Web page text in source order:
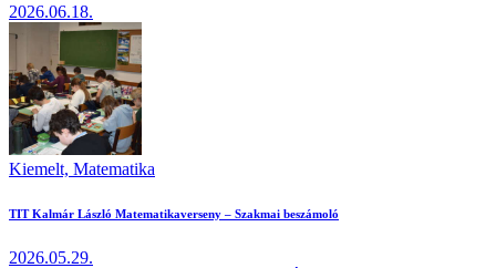
2026.06.18.
Kiemelt, Matematika
TIT Kalmár László Matematikaverseny – Szakmai beszámoló
2026.05.29.